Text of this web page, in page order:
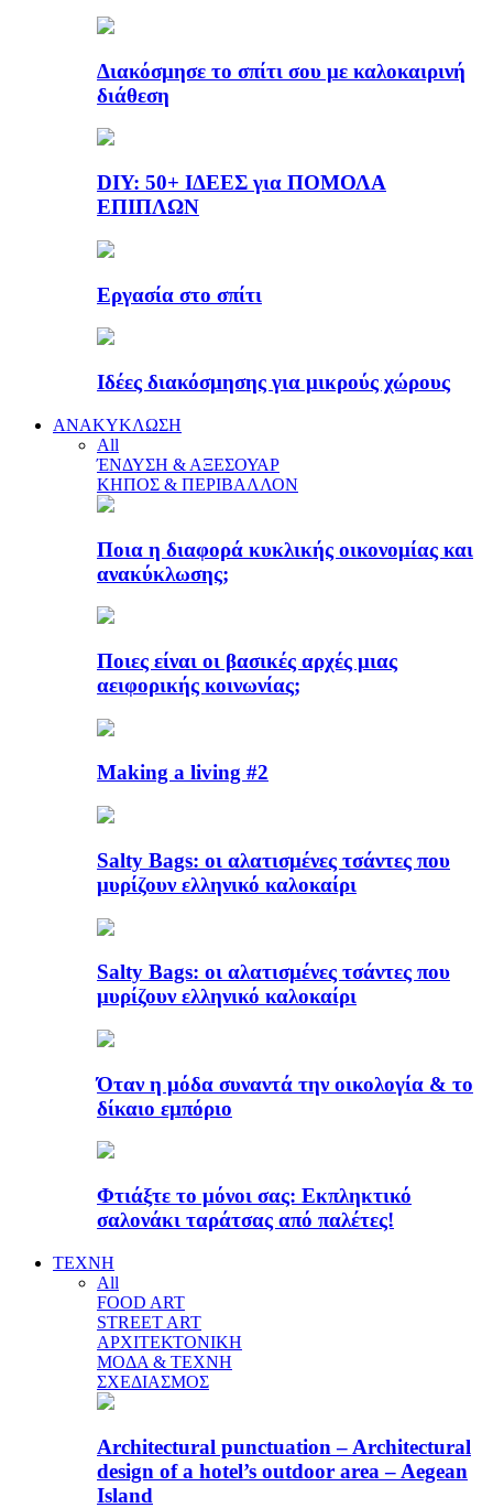
Διακόσμησε το σπίτι σου με καλοκαιρινή
διάθεση
DIY: 50+ ΙΔΕΕΣ για ΠΟΜΟΛΑ
ΕΠΙΠΛΩΝ
Εργασία στο σπίτι
Ιδέες διακόσμησης για μικρούς χώρους
ΑΝΑΚΥΚΛΩΣΗ
All
ΈΝΔΥΣΗ & ΑΞΕΣΟΥΑΡ
ΚΗΠΟΣ & ΠΕΡΙΒΑΛΛΟΝ
Ποια η διαφορά κυκλικής οικονομίας και
ανακύκλωσης;
Ποιες είναι οι βασικές αρχές μιας
αειφορικής κοινωνίας;
Making a living #2
Salty Bags: οι αλατισμένες τσάντες που
μυρίζουν ελληνικό καλοκαίρι
Salty Bags: οι αλατισμένες τσάντες που
μυρίζουν ελληνικό καλοκαίρι
Όταν η μόδα συναντά την οικολογία & το
δίκαιο εμπόριο
Φτιάξτε το μόνοι σας: Εκπληκτικό
σαλονάκι ταράτσας από παλέτες!
ΤΕΧΝΗ
All
FOOD ART
STREET ART
ΑΡΧΙΤΕΚΤΟΝΙΚΗ
ΜΟΔΑ & ΤΕΧΝΗ
ΣΧΕΔΙΑΣΜΟΣ
Architectural punctuation – Architectural
design of a hotel’s outdoor area – Aegean
Island